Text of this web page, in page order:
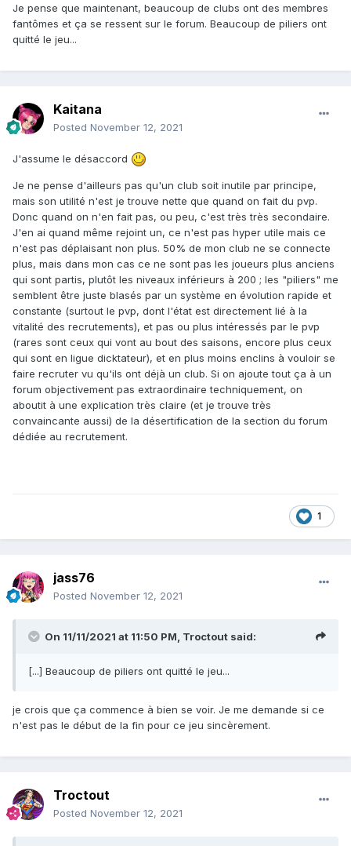
Je pense que maintenant, beaucoup de clubs ont des membres
fantômes et ça se ressent sur le forum. Beaucoup de piliers ont
quitté le jeu...
Kaitana
Posted November 12, 2021
J'assume le désaccord
Je ne pense d'ailleurs pas qu'un club soit inutile par principe,
mais son utilité n'est je trouve nette que quand on fait du pvp.
Donc quand on n'en fait pas, ou peu, c'est très très secondaire.
J'en ai quand même rejoint un, ce n'est pas hyper utile mais ce
n'est pas déplaisant non plus. 50% de mon club ne se connecte
plus, mais dans mon cas ce ne sont pas les joueurs plus anciens
qui sont partis, plutôt les niveaux inférieurs à 200 ; les "piliers" me
semblent être juste blasés par un système en évolution rapide et
constante (surtout le pvp, dont l'état est directement lié à la
vitalité des recrutements), et pas ou plus intéressés par le pvp
(rares sont ceux qui vont au bout des saisons, encore plus ceux
qui sont en ligue dicktateur), et en plus moins enclins à vouloir se
faire recruter vu qu'ils ont déjà un club. Si on ajoute tout ça à un
forum objectivement pas extraordinaire techniquement, on
aboutit à une explication très claire (et je trouve très
convaincante aussi) de la désertification de la section du forum
dédiée au recrutement.
1
jass76
Posted November 12, 2021
On 11/11/2021 at 11:50 PM, Troctout said:
[...] Beaucoup de piliers ont quitté le jeu...
je crois que ça commence à bien se voir. Je me demande si ce
n'est pas le début de la fin pour ce jeu sincèrement.
Troctout
Posted November 12, 2021